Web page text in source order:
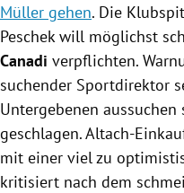
Müller gehen. Die
Peschek will möglichst
Canadi verpflichten.
suchender Sportdirektor
Untergebenen
geschlagen. Altach-
mit einer viel zu
kritisiert nach dem